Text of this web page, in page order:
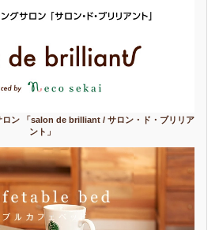
ロン 「salon de brilliant / サロン・ド・ブリリア
ント」